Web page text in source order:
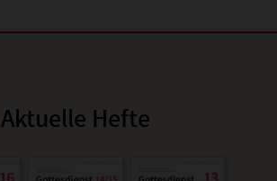
Aktuelle Hefte